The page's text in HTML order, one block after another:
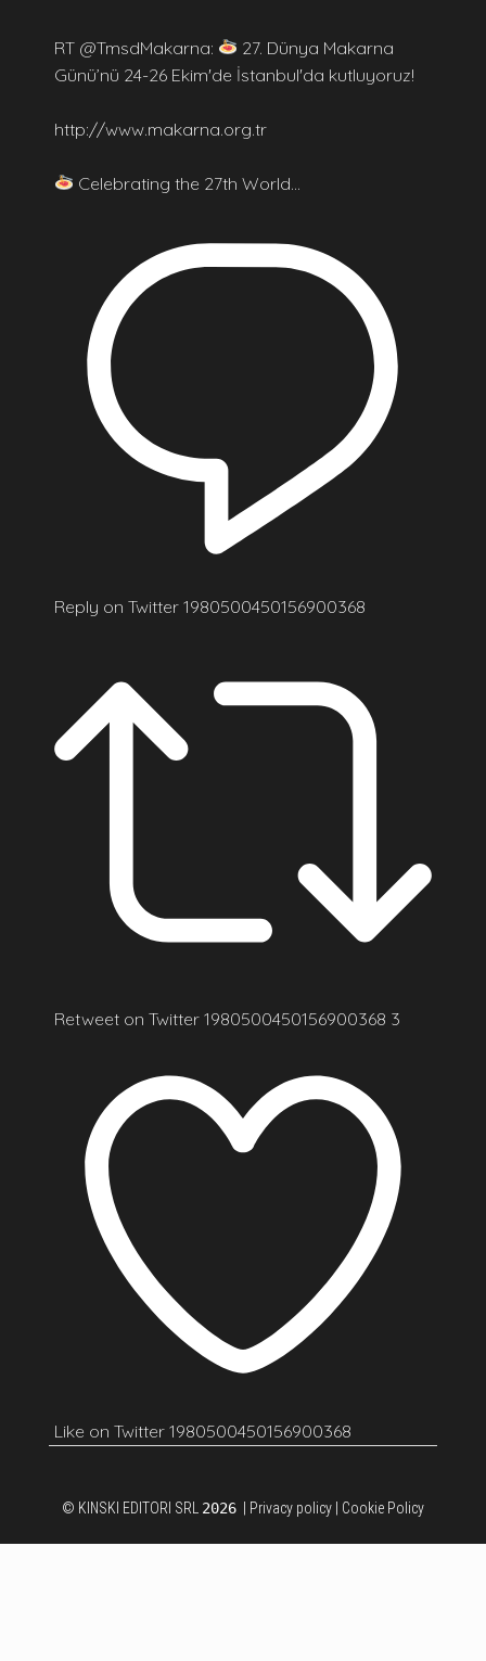
RT @TmsdMakarna:
27. Dünya Makarna
Günü’nü 24-26 Ekim'de İstanbul'da kutluyoruz!
http://www.makarna.org.tr
Celebrating the 27th World…
Reply on Twitter 1980500450156900368
Retweet on Twitter 1980500450156900368 3
Like on Twitter 1980500450156900368
© KINSKI EDITORI SRL 2026 Privacy policy Cookie Policy